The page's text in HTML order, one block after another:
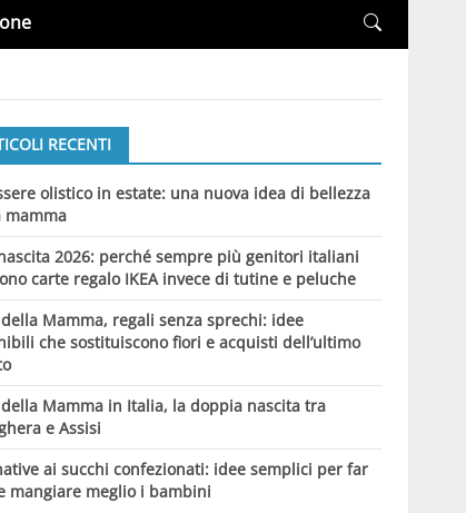
RECENTI
olistico in estate: una nuova idea di bellezza
mamma
2026: perché sempre più genitori italiani
carte regalo IKEA invece di tutine e peluche
della Mamma, regali senza sprechi: idee
che sostituiscono fiori e acquisti dell’ultimo
della Mamma in Italia, la doppia nascita tra
e Assisi
ai succhi confezionati: idee semplici per far
mangiare meglio i bambini